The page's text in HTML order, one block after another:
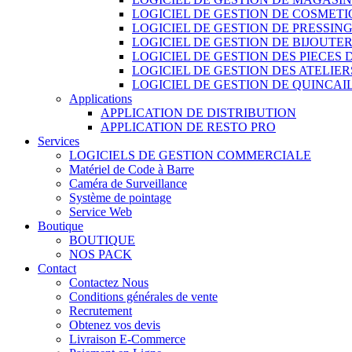
LOGICIEL DE GESTION DE
LOGICIEL DE GESTION DE PRESSING
LOGICIEL DE GESTION DE
LOGICIEL DE GESTION DES PIECES
LOGICIEL DE GESTION DES
LOGICIEL DE GESTION DE
Applications
APPLICATION DE DISTRIBUTION
APPLICATION DE RESTO PRO
Services
LOGICIELS DE GESTION COMMERCIALE
Matériel de Code à Barre
Caméra de Surveillance
Système de pointage
Service Web
Boutique
BOUTIQUE
NOS PACK
Contact
Contactez Nous
Conditions générales de vente
Recrutement
Obtenez vos devis
Livraison E-Commerce